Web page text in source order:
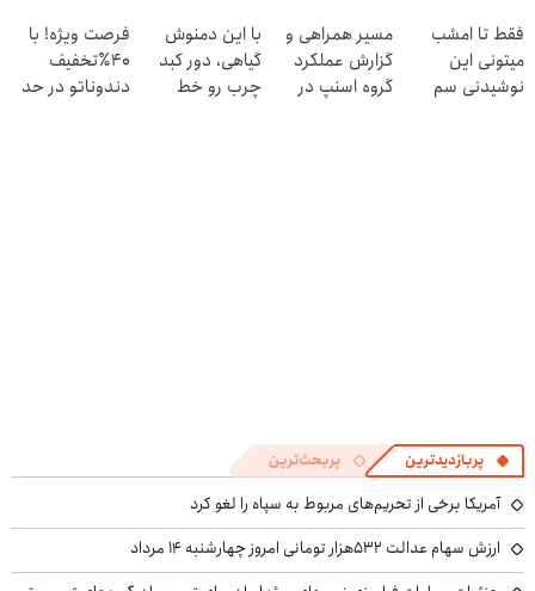
خرید40%تخفیف
خرید40%تخفیف
میکنه(40%تخفیف)
فقط تا امشب
میتونی این
نوشیدنی سم
مسیر همراهی و
گزارش عملکرد
گروه اسنپ در
با این دمنوش
گیاهی، دور کبد
چرب رو خط
فرصت ویژه! با
40٪تخفیف
دندوناتو در حد
پربازدیدترین پربحث‌ترین
آمریکا برخی از تحریم‌های مربوط به سپاه را لغو کرد
ارزش سهام عدالت ۵۳۲هزار تومانی امروز چهارشنبه ۱۴ مرداد